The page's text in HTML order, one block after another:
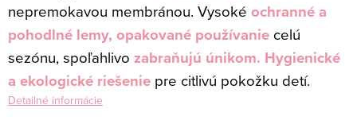
nepremokavou membránou. Vysoké ochranné a
pohodlné lemy, opakované používanie celú
sezónu, spoľahlivo zabraňujú únikom. Hygienické
a ekologické riešenie pre citlivú pokožku detí.
Detailné informácie